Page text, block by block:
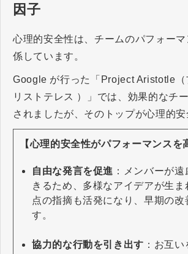
因子
心理的安全性は、チームのパフォー
係しています。
Google が行った「Project Aristotle（
リストテレス ）」では、効果的なチ
されましたが、そのトップが心理的安
【心理的安全性がパフォーマンスを
自由な発言を促進 ：メンバーが
きるため、多様なアイデアが生ま
点の指摘も活発になり、早期の改
す。
協力的な行動を引き出す ：お互